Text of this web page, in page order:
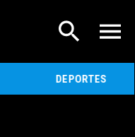
DEPORTES